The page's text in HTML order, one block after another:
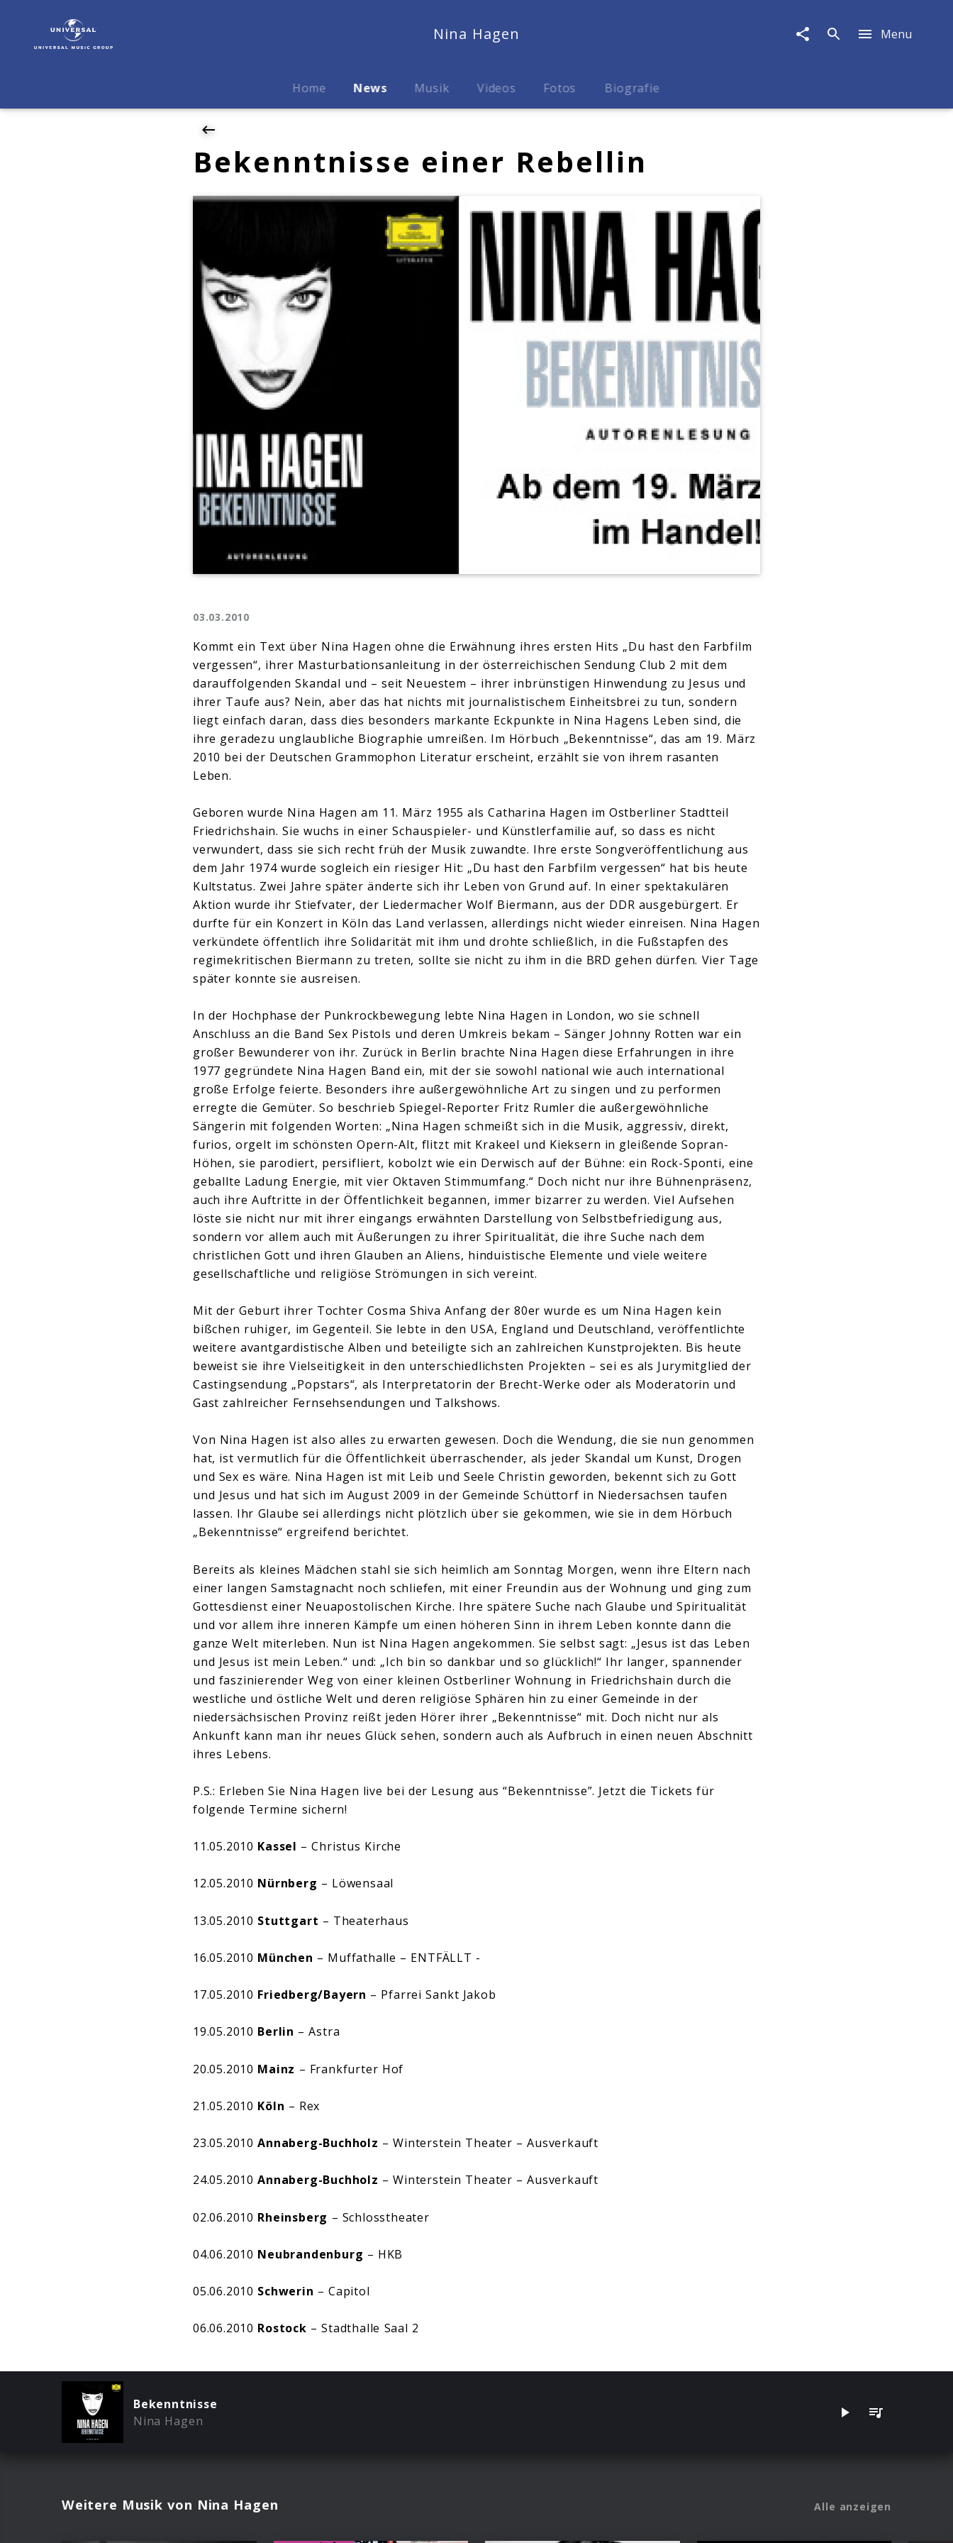
einer
Nina Hagen Menu
Home News Musik Videos Fotos Biografie
Bekenntnisse einer Rebellin
03.03.2010
Kommt ein Text über Nina Hagen ohne die Erwähnung ihres ersten Hits „Du hast den Farbfilm
vergessen“, ihrer Masturbationsanleitung in der österreichischen Sendung Club 2 mit dem
darauffolgenden Skandal und – seit Neuestem – ihrer inbrünstigen Hinwendung zu Jesus und
ihrer Taufe aus? Nein, aber das hat nichts mit journalistischem Einheitsbrei zu tun, sondern
liegt einfach daran, dass dies besonders markante Eckpunkte in Nina Hagens Leben sind, die
ihre geradezu unglaubliche Biographie umreißen. Im Hörbuch „Bekenntnisse“, das am 19. März
2010 bei der Deutschen Grammophon Literatur erscheint, erzählt sie von ihrem rasanten
Leben.
Geboren wurde Nina Hagen am 11. März 1955 als Catharina Hagen im Ostberliner Stadtteil
Friedrichshain. Sie wuchs in einer Schauspieler- und Künstlerfamilie auf, so dass es nicht
verwundert, dass sie sich recht früh der Musik zuwandte. Ihre erste Songveröffentlichung aus
dem Jahr 1974 wurde sogleich ein riesiger Hit: „Du hast den Farbfilm vergessen“ hat bis heute
Kultstatus. Zwei Jahre später änderte sich ihr Leben von Grund auf. In einer spektakulären
Aktion wurde ihr Stiefvater, der Liedermacher Wolf Biermann, aus der DDR ausgebürgert. Er
durfte für ein Konzert in Köln das Land verlassen, allerdings nicht wieder einreisen. Nina Hagen
verkündete öffentlich ihre Solidarität mit ihm und drohte schließlich, in die Fußstapfen des
regimekritischen Biermann zu treten, sollte sie nicht zu ihm in die BRD gehen dürfen. Vier Tage
später konnte sie ausreisen.
In der Hochphase der Punkrockbewegung lebte Nina Hagen in London, wo sie schnell
Anschluss an die Band Sex Pistols und deren Umkreis bekam – Sänger Johnny Rotten war ein
großer Bewunderer von ihr. Zurück in Berlin brachte Nina Hagen diese Erfahrungen in ihre
1977 gegründete Nina Hagen Band ein, mit der sie sowohl national wie auch international
große Erfolge feierte. Besonders ihre außergewöhnliche Art zu singen und zu performen
erregte die Gemüter. So beschrieb Spiegel-Reporter Fritz Rumler die außergewöhnliche
Sängerin mit folgenden Worten: „Nina Hagen schmeißt sich in die Musik, aggressiv, direkt,
furios, orgelt im schönsten Opern-Alt, flitzt mit Krakeel und Kieksern in gleißende Sopran-
Höhen, sie parodiert, persifliert, kobolzt wie ein Derwisch auf der Bühne: ein Rock-Sponti, eine
geballte Ladung Energie, mit vier Oktaven Stimmumfang.“ Doch nicht nur ihre Bühnenpräsenz,
auch ihre Auftritte in der Öffentlichkeit begannen, immer bizarrer zu werden. Viel Aufsehen
löste sie nicht nur mit ihrer eingangs erwähnten Darstellung von Selbstbefriedigung aus,
sondern vor allem auch mit Äußerungen zu ihrer Spiritualität, die ihre Suche nach dem
christlichen Gott und ihren Glauben an Aliens, hinduistische Elemente und viele weitere
gesellschaftliche und religiöse Strömungen in sich vereint.
Mit der Geburt ihrer Tochter Cosma Shiva Anfang der 80er wurde es um Nina Hagen kein
bißchen ruhiger, im Gegenteil. Sie lebte in den USA, England und Deutschland, veröffentlichte
weitere avantgardistische Alben und beteiligte sich an zahlreichen Kunstprojekten. Bis heute
beweist sie ihre Vielseitigkeit in den unterschiedlichsten Projekten – sei es als Jurymitglied der
Castingsendung „Popstars“, als Interpretatorin der Brecht-Werke oder als Moderatorin und
Gast zahlreicher Fernsehsendungen und Talkshows.
Von Nina Hagen ist also alles zu erwarten gewesen. Doch die Wendung, die sie nun genommen
hat, ist vermutlich für die Öffentlichkeit überraschender, als jeder Skandal um Kunst, Drogen
und Sex es wäre. Nina Hagen ist mit Leib und Seele Christin geworden, bekennt sich zu Gott
und Jesus und hat sich im August 2009 in der Gemeinde Schüttorf in Niedersachsen taufen
lassen. Ihr Glaube sei allerdings nicht plötzlich über sie gekommen, wie sie in dem Hörbuch
„Bekenntnisse“ ergreifend berichtet.
Bereits als kleines Mädchen stahl sie sich heimlich am Sonntag Morgen, wenn ihre Eltern nach
einer langen Samstagnacht noch schliefen, mit einer Freundin aus der Wohnung und ging zum
Gottesdienst einer Neuapostolischen Kirche. Ihre spätere Suche nach Glaube und Spiritualität
und vor allem ihre inneren Kämpfe um einen höheren Sinn in ihrem Leben konnte dann die
ganze Welt miterleben. Nun ist Nina Hagen angekommen. Sie selbst sagt: „Jesus ist das Leben
und Jesus ist mein Leben.“ und: „Ich bin so dankbar und so glücklich!“ Ihr langer, spannender
und faszinierender Weg von einer kleinen Ostberliner Wohnung in Friedrichshain durch die
westliche und östliche Welt und deren religiöse Sphären hin zu einer Gemeinde in der
niedersächsischen Provinz reißt jeden Hörer ihrer „Bekenntnisse“ mit. Doch nicht nur als
Ankunft kann man ihr neues Glück sehen, sondern auch als Aufbruch in einen neuen Abschnitt
ihres Lebens.
P.S.: Erleben Sie Nina Hagen live bei der Lesung aus “Bekenntnisse”. Jetzt die Tickets für
folgende Termine sichern!
11.05.2010 Kassel – Christus Kirche
12.05.2010 Nürnberg – Löwensaal
13.05.2010 Stuttgart – Theaterhaus
16.05.2010 München – Muffathalle – ENTFÄLLT -
17.05.2010 Friedberg/Bayern – Pfarrei Sankt Jakob
19.05.2010 Berlin – Astra
20.05.2010 Mainz – Frankfurter Hof
21.05.2010 Köln – Rex
23.05.2010Annaberg-Buchholz – Winterstein Theater – Ausverkauft
24.05.2010Annaberg-Buchholz – Winterstein Theater – Ausverkauft
02.06.2010 Rheinsberg – Schlosstheater
04.06.2010 Neubrandenburg – HKB
05.06.2010 Schwerin – Capitol
06.06.2010 Rostock – Stadthalle Saal 2
Bekenntnisse
Nina Hagen
Weitere Musik von Nina Hagen Alle anzeigen